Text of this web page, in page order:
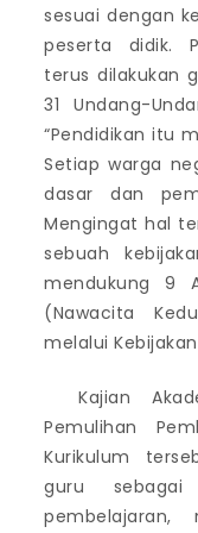
sesuai dengan
peserta didik.
terus dilakukan
31 Undang-
“Pendidikan itu
Setiap warga
dasar dan
Mengingat hal
sebuah
mendukung 9
(Nawacita
melalui
Kajian
Pemulihan
Kurikulum
guru sebagai
pembelajaran,